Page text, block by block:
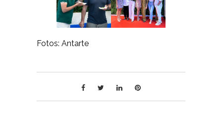
Fotos: Antarte